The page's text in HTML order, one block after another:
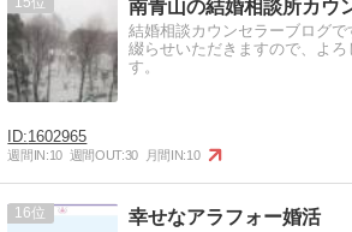
南青山の結婚相談所カウ
結婚相談カウンセラーブログ
綴らせいただきますので、よろ
す。
1602965
週間IN:10 週間OUT:30 月間IN:10
16 幸せなアラフォー婚活